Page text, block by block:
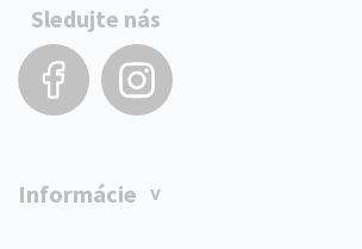
Sledujte nás
Informácie